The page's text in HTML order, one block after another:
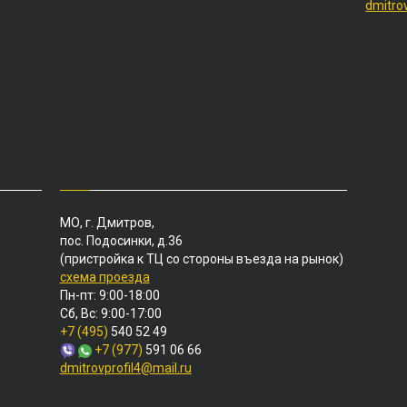
МО, г. Дмитров,
пос. Подосинки, д.36
(пристройка к ТЦ со стороны въезда на рынок)
схема проезда
Пн-пт: 9:00-18:00
Сб, Вс: 9:00-17:00
+7 (495) 540 52 49
+7 (977) 591 06 66
dmitrovprofil4@mail.ru